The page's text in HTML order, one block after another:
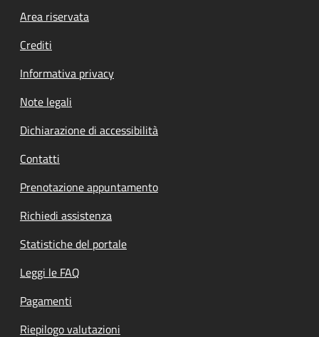
Footer menu
Area riservata
Crediti
Informativa privacy
Note legali
Dichiarazione di accessibilità
Contatti
Prenotazione appuntamento
Richiedi assistenza
Statistiche del portale
Leggi le FAQ
Pagamenti
Riepilogo valutazioni